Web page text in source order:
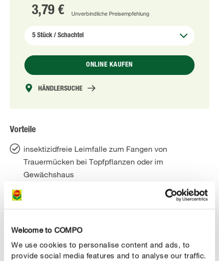
Welcome to COMPO
We use cookies to personalise content and ads, to
provide social media features and to analyse our traffic.
3,79 € Unverbindliche Preisempfehlung
ONLINE KAUFEN
HÄNDLERSUCHE
Vorteile
insektizidfreie Leimfalle zum Fangen von
Trauermücken bei Topfpflanzen oder im
Gewächshaus
sicherer Fangerfolg durch speziellen Gelbton
Klebefähigkeit
beidseitig beleimter, teilbarer Fänger im modernen
Design